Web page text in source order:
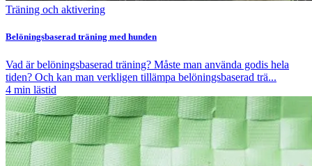
Träning och aktivering
Belöningsbaserad träning med hunden
Vad är belöningsbaserad träning? Måste man använda godis hela
tiden? Och kan man verkligen tillämpa belöningsbaserad trä...
4 min lästid